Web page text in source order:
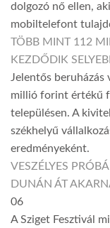
dolgozó nő ellen,
mobiltelefont
TÖBB MINT 112
KEZDŐDIK
Jelentős beruházás
millió forint értékű
településen. A
székhelyű
eredményeként.
VESZÉLYES
DUNÁN ÁT
06
A Sziget Fesztivál